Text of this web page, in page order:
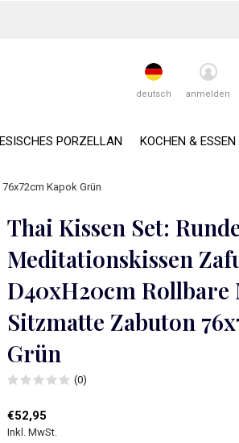
PORZELLAN KOCHEN & ESSEN
deutsch anmelden
Kapok Grün
Thai Kissen Set:
Meditationskissen
D40xH20cm
Sitzmatte Zabuton
Grün
(0)
€52,95
Inkl. MwSt.